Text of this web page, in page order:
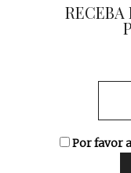
RECEBA
Por favor